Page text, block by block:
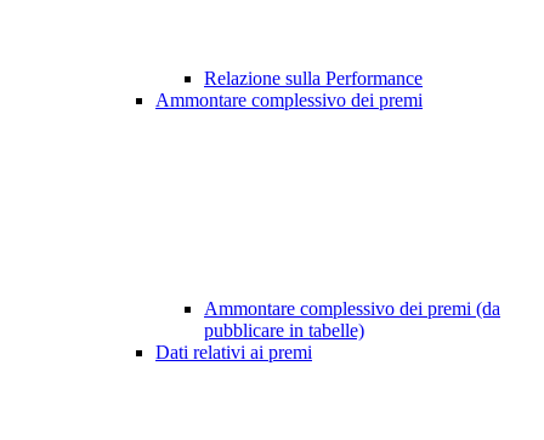
Relazione sulla Performance
Ammontare complessivo dei premi
Ammontare complessivo dei premi (da
pubblicare in tabelle)
Dati relativi ai premi